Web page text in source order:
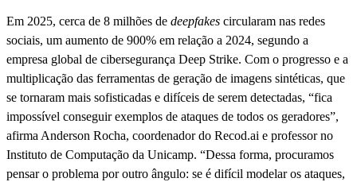
Em 2025, cerca de 8 milhões de deepfakes circularam nas redes
sociais, um aumento de 900% em relação a 2024, segundo a
empresa global de cibersegurança Deep Strike. Com o progresso e a
multiplicação das ferramentas de geração de imagens sintéticas, que
se tornaram mais sofisticadas e difíceis de serem detectadas, “fica
impossível conseguir exemplos de ataques de todos os geradores”,
afirma Anderson Rocha, coordenador do Recod.ai e professor no
Instituto de Computação da Unicamp. “Dessa forma, procuramos
pensar o problema por outro ângulo: se é difícil modelar os ataques,